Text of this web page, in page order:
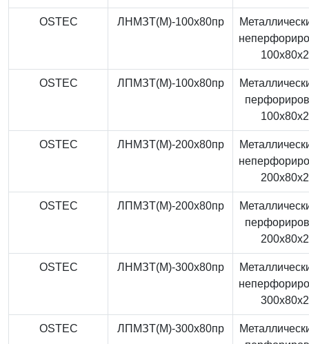
OSTEC ЛНМЗТ(М)-100x80пр
OSTEC ЛПМЗТ(М)-100x80пр
OSTEC ЛНМЗТ(М)-200x80пр
OSTEC ЛПМЗТ(М)-200x80пр
OSTEC ЛНМЗТ(М)-300x80пр
OSTEC ЛПМЗТ(М)-300x80пр